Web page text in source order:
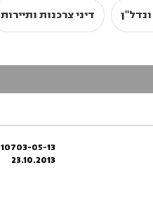
דיני צרכנות ותיירות
10703-05-13
23.10.2013